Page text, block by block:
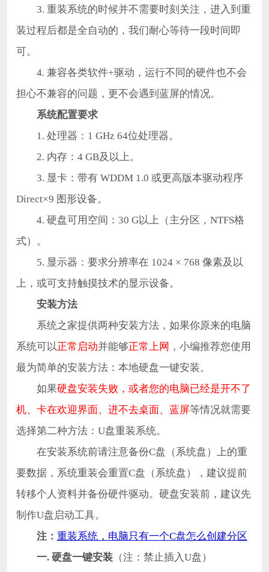
3. 重装系统的时候并不需要时刻关注，进入到重
装过程后都是全自动的，我们耐心等待一段时间即
可。
4. 兼容各类软件+驱动，运行不同的硬件也不会
担心不兼容的问题，更不会遇到蓝屏的情况。
系统配置要求
1. 处理器：1 GHz 64位处理器。
2. 内存：4 GB及以上。
3. 显卡：带有 WDDM 1.0 或更高版本驱动程序
Direct×9 图形设备。
4. 硬盘可用空间：30 G以上（主分区，NTFS格
式）。
5. 显示器：要求分辨率在 1024 × 768 像素及以
上，或可支持触摸技术的显示设备。
安装方法
系统之家提供两种安装方法，如果你原来的电脑
系统可以 正常启动并能够 正常上网 ，小编推荐您使用
最为简单的安装方法：本地硬盘一键安装。
如果硬盘安装失败，或者您的电脑已经是开不了
机、卡在欢迎界面、进不去桌面、蓝屏等情况就需要
选择第二种方法：U盘重装系统。
在安装系统前请注意备份C盘（系统盘）上的重
要数据，系统重装会重置C盘（系统盘），建议提前
转移个人资料并备份硬件驱动。硬盘安装前，建议先
制作U盘启动工具。
注： 重装系统，电脑只有一个C盘怎么创建分区
一. 硬盘一键安装（注：禁止插入U盘）